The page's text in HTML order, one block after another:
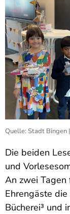
Quelle: Stadt Bingen
Die beiden
und
An zwei Tagen
Ehrengäste
Bücherei³ und